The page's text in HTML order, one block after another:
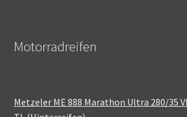
Motorradreifen
Metzeler ME 888 Marathon Ultra 280/35